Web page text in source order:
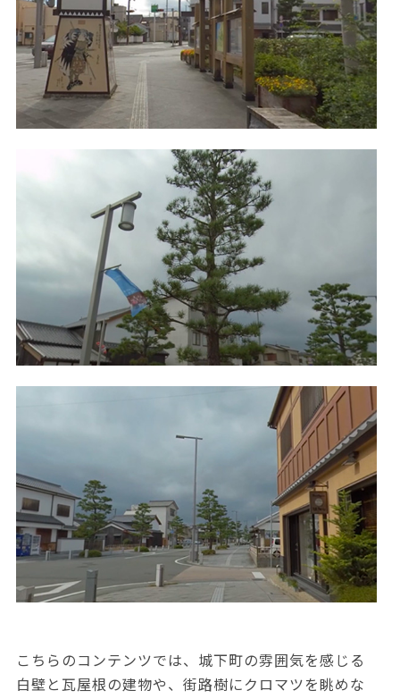
こちらのコンテンツでは、城下町の雰囲気を感じる
白壁と瓦屋根の建物や、街路樹にクロマツを眺めな